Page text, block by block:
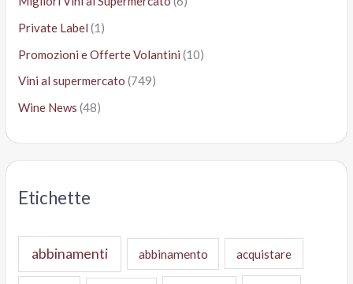
Private Label (1)
Promozioni e Offerte Volantini (10)
Vini al supermercato (749)
Wine News (48)
Etichette
abbinamenti abbinamento acquistare